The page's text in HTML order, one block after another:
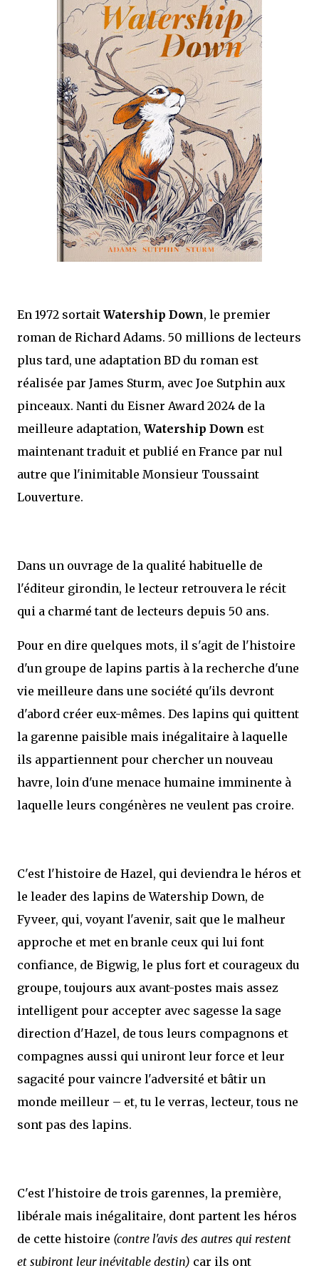
que Thomas connaissait et appréciait Olivier. Marlowe découvre une ville qu’il
ne connaissait pas, habitée par la méfiance, la peur et le rigorisme de la Ligue,
une ville pleine de mystères et de vieilles rancœurs. La Dame d...
En 1972 sortait Watership Down, le premier
roman de Richard Adams. 50 millions de lecteurs
plus tard, une adaptation BD du roman est
réalisée par James Sturm, avec Joe Sutphin aux
pinceaux. Nanti du Eisner Award 2024 de la
meilleure adaptation, Watership Down est
maintenant traduit et publié en France par nul
autre que l'inimitable Monsieur Toussaint
Louverture.
Dans un ouvrage de la qualité habituelle de
l'éditeur girondin, le lecteur retrouvera le récit
qui a charmé tant de lecteurs depuis 50 ans.
Pour en dire quelques mots, il s'agit de l'histoire
d'un groupe de lapins partis à la recherche d'une
vie meilleure dans une société qu'ils devront
d'abord créer eux-mêmes. Des lapins qui quittent
la garenne paisible mais inégalitaire à laquelle
ils appartiennent pour chercher un nouveau
havre, loin d'une menace humaine imminente à
laquelle leurs congénères ne veulent pas croire.
C'est l'histoire de Hazel, qui deviendra le héros et
le leader des lapins de Watership Down, de
Fyveer, qui, voyant l'avenir, sait que le malheur
approche et met en branle ceux qui lui font
confiance, de Bigwig, le plus fort et courageux du
groupe, toujours aux avant-postes mais assez
intelligent pour accepter avec sagesse la sage
direction d'Hazel, de tous leurs compagnons et
compagnes aussi qui uniront leur force et leur
sagacité pour vaincre l'adversité et bâtir un
monde meilleur – et, tu le verras, lecteur, tous ne
sont pas des lapins.
C'est l'histoire de trois garennes, la première,
libérale mais inégalitaire, dont partent les héros
de cette histoire (contre l'avis des autres qui restent
et subiront leur inévitable destin) car ils ont